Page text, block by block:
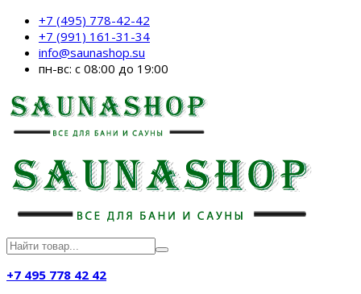
+7 (495) 778-42-42
+7 (991) 161-31-34
info@saunashop.su
пн-вс: с 08:00 до 19:00
+7 495 778 42 42